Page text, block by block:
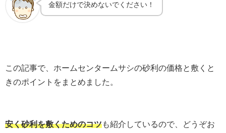
金額だけで決めないでください！
この記事で、ホームセンタームサシの砂利の価格と敷くと
きのポイントをまとめました。
安く砂利を敷くためのコツも紹介しているので、どうぞお